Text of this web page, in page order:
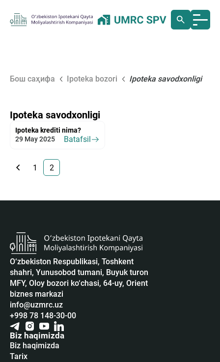
Бош саҳифа Ipoteka bozori Ipoteka savodxonligi
Ipoteka savodxonligi
Ipoteka krediti nima?
29 May 2025
Batafsil
1 2
O‘zbekiston Respublikasi, Toshkent
shahri, Yunusobod tumani, Buyuk turon
MFY, Oloy bozori ko‘chasi, 64-uy, Orient
biznes markazi
info@uzmrc.uz
+998 78 148-30-00
Biz haqimizda
Biz haqimizda
Tarix